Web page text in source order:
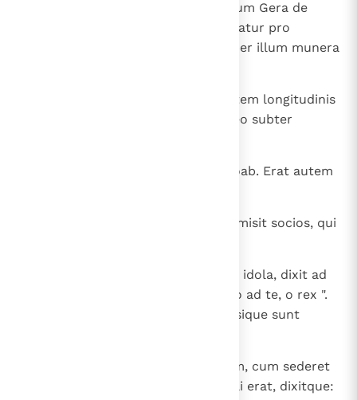
suscitavit eis salvatorem Aod filium Gera de
Beniamin, qui sinistra manu utebatur pro
dextera. Miseruntque filii Israel per illum munera
Fecitque Aod sibi gladium ancipitem longitudinis
palmae manus et accinctus est eo subter
obtulitque munera Eglon regi Moab. Erat autem
Cumque obtulisset ei munera, dimisit socios, qui
et reversus de Galgalis, ubi erant idola, dixit ad
regem: " Verbum secretum habeo ad te, o rex ".
Et ille imperavit silentium; egressique sunt
Aod autem ingressus erat ad eum, cum sederet
in aestivo cenaculo, quod ipsi soli erat, dixitque: